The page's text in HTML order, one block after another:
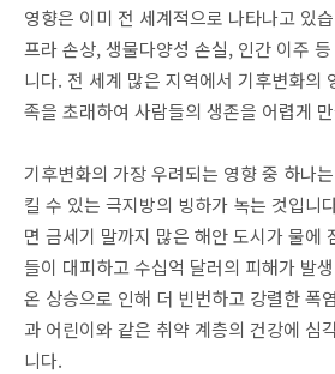
영향은 이미 전 세계적으로 나타나고 있
프라 손상, 생물다양성 손실, 인간 이주
니다. 전 세계 많은 지역에서 기후변화의
족을 초래하여 사람들의 생존을 어렵게
기후변화의 가장 우려되는 영향 중 하나
킬 수 있는 극지방의 빙하가 녹는 것입니
면 금세기 말까지 많은 해안 도시가 물에
들이 대피하고 수십억 달러의 피해가 발
온 상승으로 인해 더 빈번하고 강렬한 폭
과 어린이와 같은 취약 계층의 건강에 심
니다.